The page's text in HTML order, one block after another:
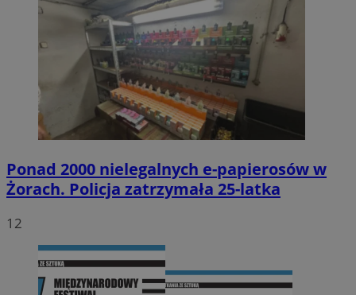
Ponad 2000 nielegalnych e-papierosów w
Żorach. Policja zatrzymała 25-latka
12